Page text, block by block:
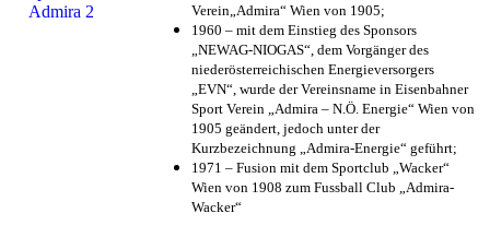
Verein„Admira“ Wien von 1905;
1960 – mit dem Einstieg des Sponsors
„NEWAG-NIOGAS“, dem Vorgänger des
niederösterreichischen Energieversorgers
„EVN“, wurde der Vereinsname in Eisenbahner
Sport Verein „Admira – N.Ö. Energie“ Wien von
1905 geändert, jedoch unter der
Kurzbezeichnung „Admira-Energie“ geführt;
1971 – Fusion mit dem Sportclub „Wacker“
Wien von 1908 zum Fussball Club „Admira-
Wacker“